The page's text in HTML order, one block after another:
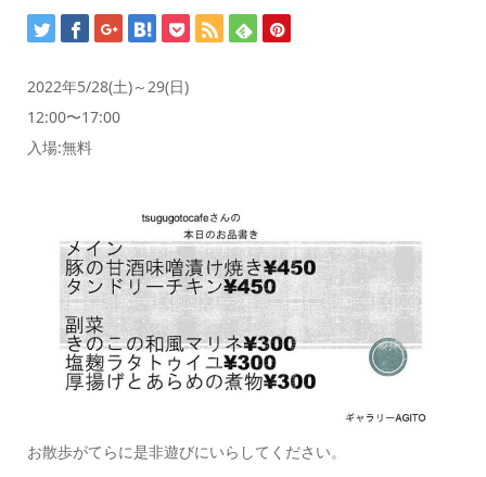
2022年5/28(土)～29(日)
12:00〜17:00
入場:無料
お散歩がてらに是非遊びにいらしてください。